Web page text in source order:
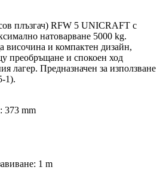
плъзгач) RFW 5 UNICRAFT с
натоварване 5000 kg.
височина и компактен дизайн,
преобръщане и спокоен ход
лагер. Предназначен за използване
1).
373 mm
1 m